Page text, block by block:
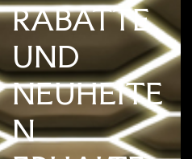
RABATTE
UND
NEUHEITE
N